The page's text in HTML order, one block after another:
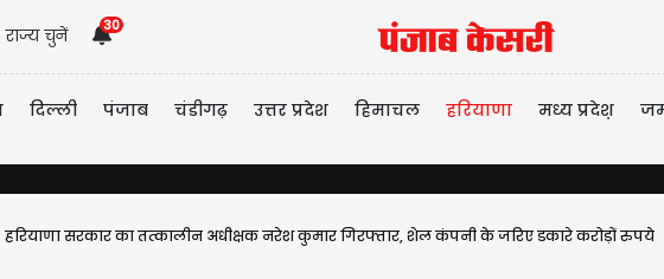
राज्य चुनें
30
दिल्ली पंजाब चंडीगढ़ उत्तर प्रदेश हिमाचल हरियाणा मध्य प्रदेश़
हरियाणा सरकार का तत्कालीन अधीक्षक नरेश कुमार गिरफ्तार, शेल कंपनी के जरिए डकारे करोड़ों रुपये